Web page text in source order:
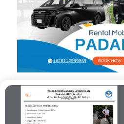
Pending